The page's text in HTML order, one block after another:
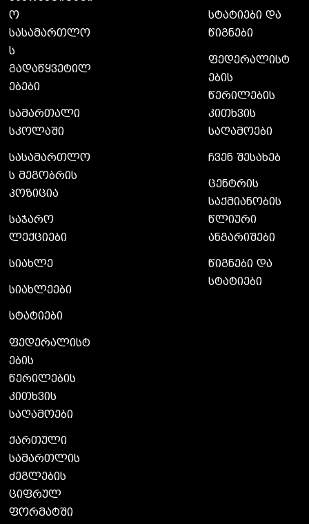
ო
სასამართლო
ს
გადაწყვეტილ
ებები
სამართალი
სკოლაში
სასამართლო
ს მეგობრის
პოზიცია
საჯარო
ლექციები
სიახლე
სიახლეები
სტატიები
ფედერალისტ
ების
წერილების
კითხვის
საღამოები
ქართული
სამართლის
ძეგლების
ციფრულ
ფორმატში
სტატიები და
წიგნები
ფედერალისტ
ების
წერილების
კითხვის
საღამოები
ჩვენ შესახებ
ცენტრის
საქმიანობის
წლიური
ანგარიშები
წიგნები და
სტატიები